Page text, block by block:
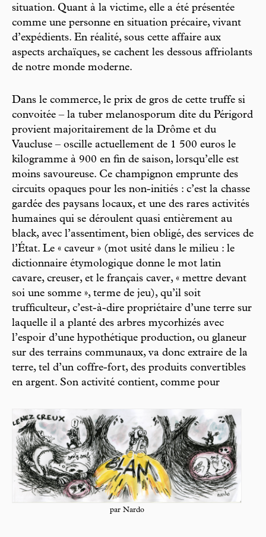
situation. Quant à la victime, elle a été présentée
comme une personne en situation précaire, vivant
d’expédients. En réalité, sous cette affaire aux
aspects archaïques, se cachent les dessous affriolants
de notre monde moderne.
Dans le commerce, le prix de gros de cette truffe si
convoitée – la tuber melanosporum dite du Périgord
provient majoritairement de la Drôme et du
Vaucluse – oscille actuellement de 1 500 euros le
kilogramme à 900 en fin de saison, lorsqu’elle est
moins savoureuse. Ce champignon emprunte des
circuits opaques pour les non-initiés : c’est la chasse
gardée des paysans locaux, et une des rares activités
humaines qui se déroulent quasi entièrement au
black, avec l’assentiment, bien obligé, des services de
l’État. Le « caveur » (mot usité dans le milieu : le
dictionnaire étymologique donne le mot latin
cavare, creuser, et le français caver, « mettre devant
soi une somme », terme de jeu), qu’il soit
trufficulteur, c’est-à-dire propriétaire d’une terre sur
laquelle il a planté des arbres mycorhizés avec
l’espoir d’une hypothétique production, ou glaneur
sur des terrains communaux, va donc extraire de la
terre, tel d’un coffre-fort, des produits convertibles
en argent. Son activité contient, comme pour
par Nardo